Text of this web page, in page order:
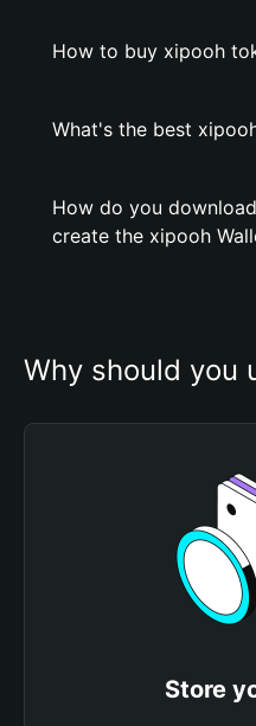
How to buy xipooh
What's the best
How do you
create the xipooh
Why should you
Store